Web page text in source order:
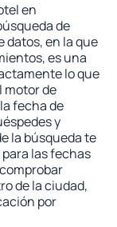
en
de
datos, en la que
es una
lo que
motor de
fecha de
y
la búsqueda te
las fechas
de la ciudad,
por